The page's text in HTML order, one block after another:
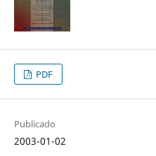
PDF
Publicado
2003-01-02